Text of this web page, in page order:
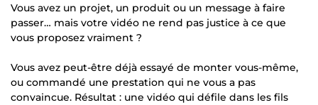
Vous avez un projet, un produit ou un message à faire
passer… mais votre vidéo ne rend pas justice à ce que
vous proposez vraiment ?
Vous avez peut-être déjà essayé de monter vous-même,
ou commandé une prestation qui ne vous a pas
convaincue. Résultat : une vidéo qui défile dans les fils